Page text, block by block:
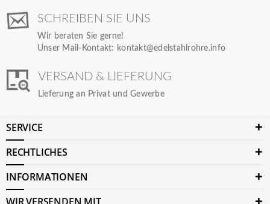
SCHREIBEN SIE UNS
Wir beraten Sie gerne!
Unser Mail-Kontakt: kontakt@edelstahlrohre.info
VERSAND & LIEFERUNG
Lieferung an Privat und Gewerbe
SERVICE
RECHTLICHES
INFORMATIONEN